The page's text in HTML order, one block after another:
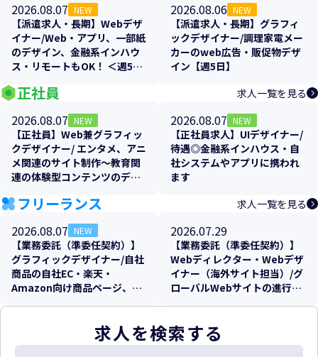
2026.08.07 NEW
【派遣求人・長期】Webデザ
イナー/Web・アプリ、一部紙
のデザイン、金融系インハウ
ス・リモートもOK！ ＜週5日
2026.08.06 NEW
【派遣求人・長期】グラフィ
ックデザイナー/調理家電メー
カーのweb広告・販促物デザ
イン【週5日】
正社員 求人一覧を見る
2026.08.07 NEW
【正社員】Web兼グラフィッ
クデザイナー/ エンタメ、アニ
メ関連のサイト制作～教育関
連の体験型コンテンツのデザ
2026.08.07 NEW
【正社員求人】UIデザイナー/
待遇◎金融系インハウス・自
社システムやアプリに携われ
ます
フリーランス 求人一覧を見る
2026.08.07 NEW
【業務委託（準委任契約）】
グラフィックデザイナー/自社
商品の自社EC・楽天・
Amazon向け商品ページ、各
2026.07.29
【業務委託（準委任契約）】
Webディレクター・Webデザ
イナー（海外サイト担当）/グ
ローバルWebサイトの進行管
求人を検索する